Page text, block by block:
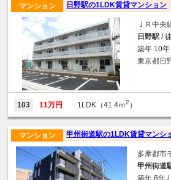
日野駅の1LDK賃貸マンション
マンション
ＪＲ中央
日野駅 /
築年 10
東京都日
103 11万円 1LDK（41.4ｍ2 ）
甲州街道駅の1LDK賃貸マンシ
マンション
多摩都市
甲州街道